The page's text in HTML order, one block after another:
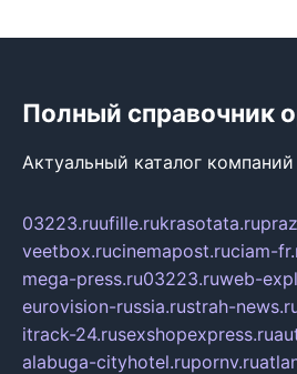
Полный справочник
Актуальный каталог
03223.ruufille.rukrasotata.ru
veetbox.rucinemapost.ruciam-
mega-press.ru03223.ruweb-
eurovision-russia.rustrah-
itrack-24.rusexshopexpress.ru
alabuga-cityhotel.rupornv.ru